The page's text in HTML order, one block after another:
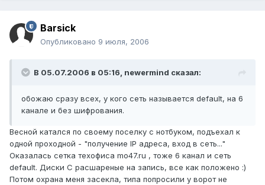
Barsick
Опубликовано 9 июля, 2006
В 05.07.2006 в 05:16, newermind сказал:
обожаю сразу всех, у кого сеть называется default, на 6
канале и без шифрования.
Весной катался по своему поселку с нотбуком, подъехал к
одной проходной - "получение IP адреса, вход в сеть..."
Оказалась сетка техофиса mo47.ru , тоже 6 канал и сеть
default. Диски С расшареные на запись, все как положено :)
Потом охрана меня засекла, типа попросили у ворот не